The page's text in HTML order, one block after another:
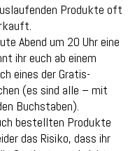
Produkte oft
Abend um 20 Uhr eine
ihr euch ab einem
eines der Gratis-
(es sind alle – mit
Buchstaben).
bestellten Produkte
das Risiko, dass ihr